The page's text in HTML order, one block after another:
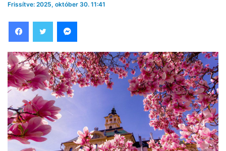
Frissítve: 2025, október 30. 11:41